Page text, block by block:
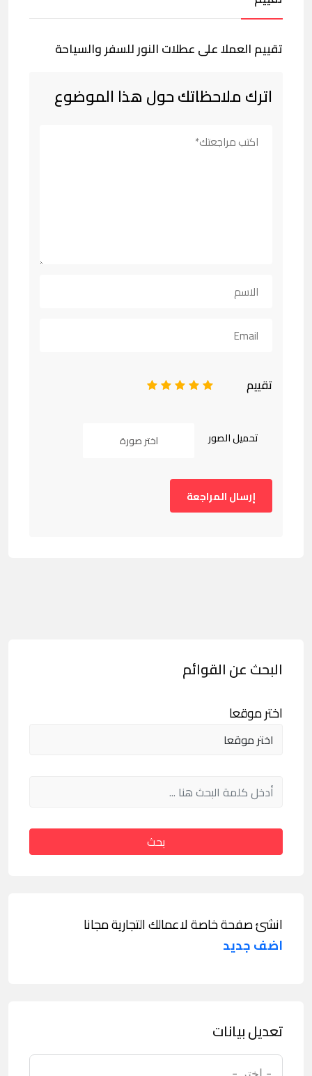
تقييم العملا على عطلات النور للسفر والسياحة
اترك ملاحظاتك حول هذا الموضوع
تقييم 5
4
3
2
تحميل الصور اختر صورة
البحث عن القوائم
اختر موقعا
بحث
انشئ صفحة خاصة لاعمالك التجارية مجانا
اضف جديد
تعديل بيانات